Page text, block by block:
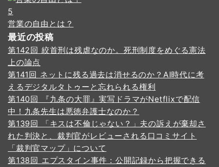
5
営業の自由とは？
最近の投稿
第142回 絞首刑は残虐なのか。死刑制度をめぐる憲法
上の論点
第141回 ネットに残る過去は消せるのか？AI時代に考
えるデジタルタトゥーと忘れられる権利
第140回 『九条の大罪』実写ドラマがNetflixで配信
中！九条先生は悪徳弁護士なのか？
第139回 「キスは不倫じゃない？」夫の訴えが棄却さ
れた判決と、裁判官がレビューされる口コミサイト
「裁判官マップ」について
第138回 エプスタイン事件：公開記録から把握できる